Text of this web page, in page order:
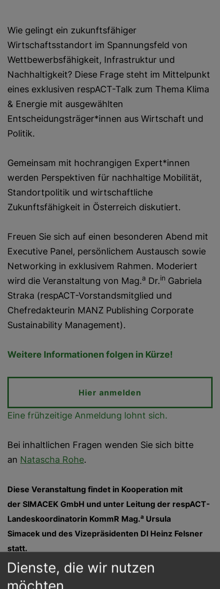
Wie gelingt ein zukunftsfähiger
Wirtschaftsstandort im Spannungsfeld von
Wettbewerbsfähigkeit, Infrastruktur und
Nachhaltigkeit? Diese Frage steht im Mittelpunkt
eines exklusiven respACT-Talk zum Thema Klima
& Energie mit ausgewählten
Entscheidungsträger*innen aus Wirtschaft und
Politik.
Gemeinsam mit hochrangigen Expert*innen
werden Perspektiven für nachhaltige Mobilität,
Standortpolitik und wirtschaftliche
Zukunftsfähigkeit in Österreich diskutiert.
Freuen Sie sich auf einen besonderen Abend mit
Executive Panel, persönlichem Austausch sowie
Networking in exklusivem Rahmen. Moderiert
wird die Veranstaltung von Mag.a Dr.in Gabriela
Straka (respACT-Vorstandsmitglied und
Chefredakteurin MANZ Publishing Corporate
Sustainability Management).
Weitere Informationen folgen in Kürze!
Hier anmelden
Eine frühzeitige Anmeldung lohnt sich.
Bei inhaltlichen Fragen wenden Sie sich bitte
an Natascha Rohe.
Diese Veranstaltung findet in Kooperation mit
der SIMACEK GmbH und unter Leitung der respACT-
Landeskoordinatorin KommR Mag.a Ursula
Simacek und des Vizepräsidenten DI Heinz Felsner
statt.
Dienste, die wir nutzen
möchten